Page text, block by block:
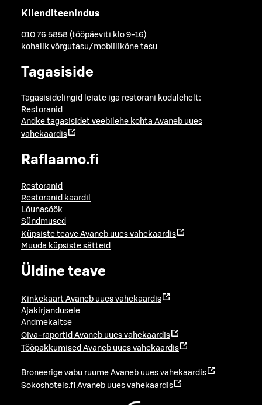
Klienditeenindus
010 76 5858 (tööpäeviti klo 9-16)
kohalik võrgutasu/mobiilikõne tasu
Tagasiside
Tagasisidelingid leiate iga restorani kodulehelt:
Restoranid
Andke tagasisidet veebilehe kohta Avaneb uues
vahekaardis
Raflaamo.fi
Restoranid
Restoranid kaardil
Lõunasöök
Sündmused
Küpsiste teave Avaneb uues vahekaardis
Muuda küpsiste sätteid
Üldine teave
Kinkekaart Avaneb uues vahekaardis
Ajakirjandusele
Andmekaitse
Oiva-raportid Avaneb uues vahekaardis
Tööpakkumised Avaneb uues vahekaardis
Broneerige vabu ruume Avaneb uues vahekaardis
Sokoshotels.fi Avaneb uues vahekaardis